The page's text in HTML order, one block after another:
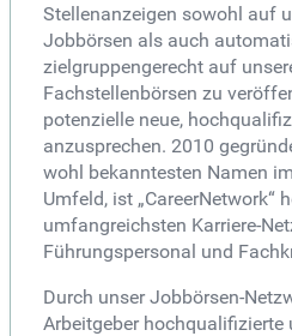
Stellenanzeigen sowohl auf
Jobbörsen als auch
zielgruppengerecht auf
Fachstellenbörsen zu
potenzielle neue,
anzusprechen. 2010
wohl bekanntesten Namen
Umfeld, ist „CareerNetwork“
umfangreichsten Karriere-
Führungspersonal und
Durch unser Jobbörsen-
Arbeitgeber